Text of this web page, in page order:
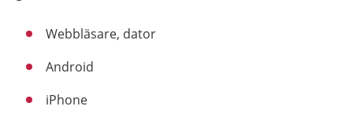
Webbläsare, dator
Android
iPhone